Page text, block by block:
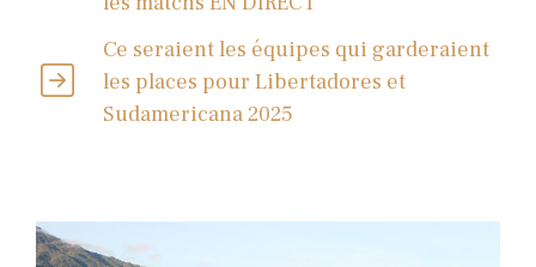
Ce seraient les équipes qui garderaient
les places pour Libertadores et
Sudamericana 2025